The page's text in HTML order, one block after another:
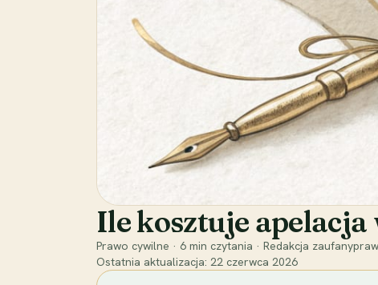
Ile kosztuje
Prawo cywilne · 6 min czytania · Redakcja
Ostatnia aktualizacja: 22 czerwca 2026